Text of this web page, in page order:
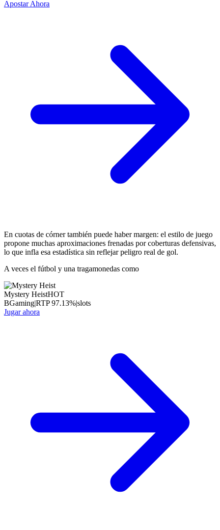
Apostar Ahora
En cuotas de córner también puede haber margen: el estilo de juego
propone muchas aproximaciones frenadas por coberturas defensivas,
lo que infla esa estadística sin reflejar peligro real de gol.
A veces el fútbol y una tragamonedas como
Mystery HeistHOT
BGaming|RTP97.13%|slots
Jugar ahora